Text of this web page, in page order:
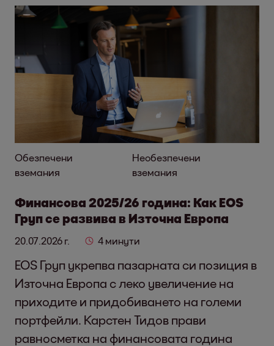
Обезпечени
вземания
Необезпечени
вземания
Финансова 2025/26 година: Как EOS
Груп се развива в Източна Европа
20.07.2026 г. 4 минути
EOS Груп укрепва пазарната си позиция в
Източна Европа с леко увеличение на
приходите и придобиването на големи
портфейли. Карстен Тидов прави
равносметка на финансовата година